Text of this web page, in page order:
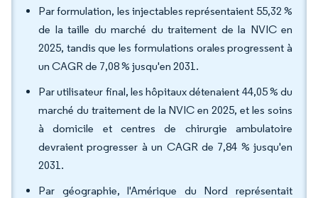
Par formulation, les injectables représentaient 55,32 %
de la taille du marché du traitement de la NVIC en
2025, tandis que les formulations orales progressent à
un CAGR de 7,08 % jusqu'en 2031.
Par utilisateur final, les hôpitaux détenaient 44,05 % du
marché du traitement de la NVIC en 2025, et les soins
à domicile et centres de chirurgie ambulatoire
devraient progresser à un CAGR de 7,84 % jusqu'en
2031.
Par géographie, l'Amérique du Nord représentait